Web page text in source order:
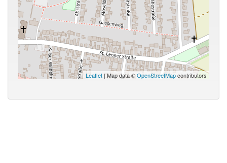
Leaflet | Map data ©OpenStreetMapcontributors